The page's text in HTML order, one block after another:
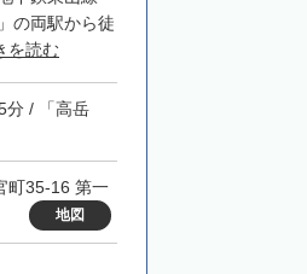
の両駅から徒
を読む
分 / 「高岳
町35-16 第一
地図